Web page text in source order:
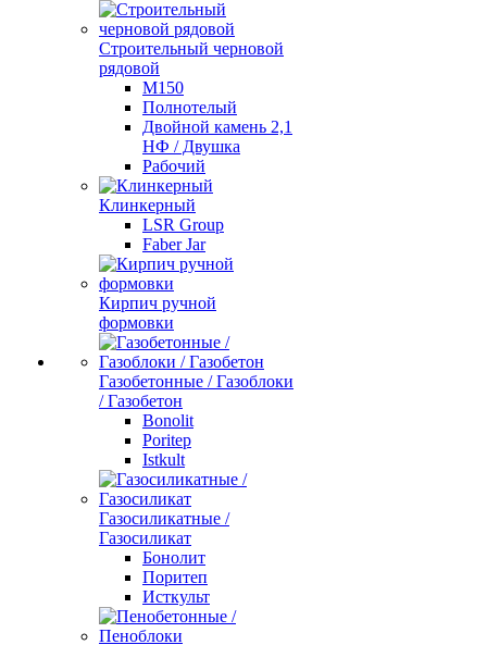
Строительный черновой
рядовой
М150
Полнотелый
Двойной камень 2,1
НФ / Двушка
Рабочий
Клинкерный
LSR Group
Faber Jar
Кирпич ручной
формовки
Газобетонные / Газоблоки
/ Газобетон
Bonolit
Poritep
Istkult
Газосиликатные /
Газосиликат
Бонолит
Поритеп
Исткульт